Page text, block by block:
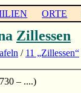
ORTE
Zillessen
/ 11 „Zillessen“
– ....)